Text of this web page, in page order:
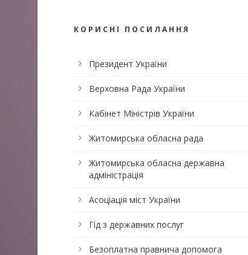
КОРИСНІ ПОСИЛАННЯ
Президент України
Верховна Рада України
Кабінет Міністрів України
Житомирська обласна рада
Житомирська обласна державна
адміністрація
Асоціація міст України
Гід з державних послуг
Безоплатна правнича допомога